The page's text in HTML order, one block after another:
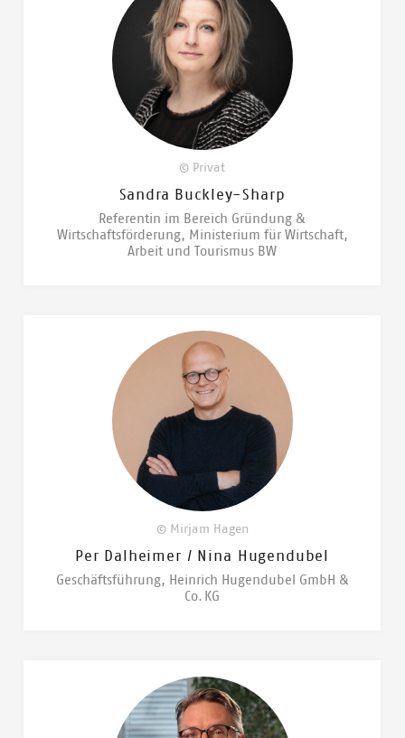
© Privat
Sandra Buckley-Sharp
Referentin im Bereich Gründung &
Wirtschaftsförderung, Ministerium für Wirtschaft,
Arbeit und Tourismus BW
© Mirjam Hagen
Per Dalheimer / Nina Hugendubel
Geschäftsführung, Heinrich Hugendubel GmbH &
Co. KG